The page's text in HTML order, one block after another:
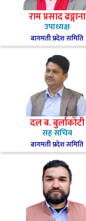
राम प्रसाद ढङ्गाना
उपाध्यक्ष
बागमती प्रदेश समिति
दल ब. बुर्लाकोटी
सह सचिव
बागमती प्रदेश समिति